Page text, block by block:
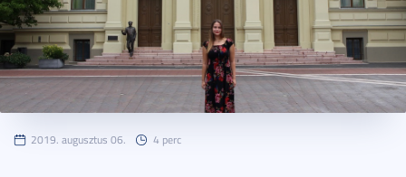
2019. augusztus 06. 4 perc